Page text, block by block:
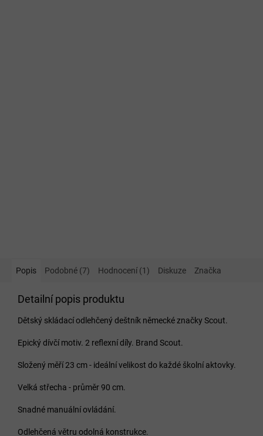
Popis Podobné (7) Hodnocení (1) Diskuze Značka
Detailní popis produktu
Dětský skládací odlehčený deštník německé značky Scout.
Epický dívčí motiv. 2 reflexní díly. Brand Scout.
Složený měří 23 cm - ideální velikost do každé školní aktovky.
Velká střecha - průměr 90 cm.
Snadné manuální ovládání.
Odlehčená větru odolná konstrukce.